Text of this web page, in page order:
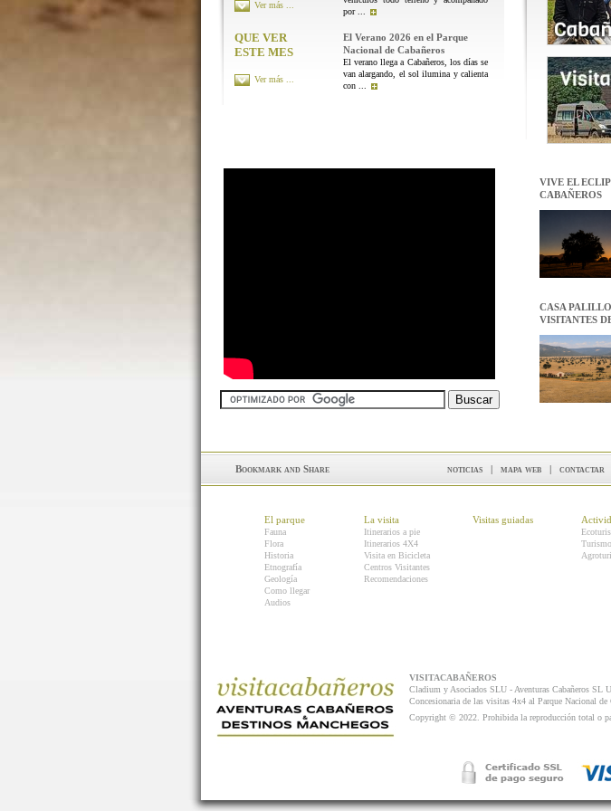
por ...
Ver más ...
QUE VER
ESTE MES
El Verano 2026 en el Parque
Nacional de Cabañeros
El verano llega a Cabañeros, los días se
van alargando, el sol ilumina y calienta
con ...
Ver más ...
VIVE EL
CABAÑEROS
CASA
VISITANTES
noticias | mapa web | contactar
El parque
Fauna
Flora
Historia
Etnografía
Geología
Como llegar
Audios
La visita
Itinerarios a pie
Itinerarios 4X4
Visita en Bicicleta
Centros Visitantes
Recomendaciones
Visitas guiadas
VISITACABAÑEROS
Cladium y Asociados SLU - Aventuras Cabañeros SL
Concesionaria de las visitas 4x4 al Parque Nacional de
Copyright © 2022. Prohibida la reproducción total o